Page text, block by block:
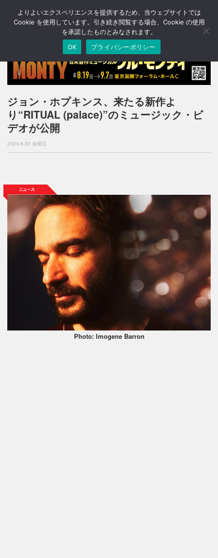
T
o
n
a
v
a
n
ジョン・ホプキンス、来たる新作よ
り“RITUAL (palace)”のミュージック・ビ
デオが公開
2024.8.30 金曜日
Photo: Imogene Barron
よりよいエクスペリエンスを提供するため、当ウェブサイトでは
Cookie を使用しています。引き続き閲覧する場合、Cookie の使用
を承諾したものとみなされます。
OK
プライバシーポリシー